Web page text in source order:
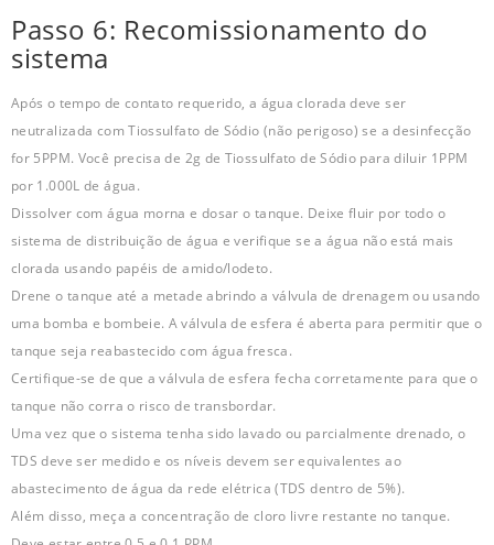
Passo 6: Recomissionamento do
sistema
Após o tempo de contato requerido, a água clorada deve ser
neutralizada com Tiossulfato de Sódio (não perigoso) se a desinfecção
for 5PPM. Você precisa de 2g de Tiossulfato de Sódio para diluir 1PPM
por 1.000L de água.
Dissolver com água morna e dosar o tanque. Deixe fluir por todo o
sistema de distribuição de água e verifique se a água não está mais
clorada usando papéis de amido/lodeto.
Drene o tanque até a metade abrindo a válvula de drenagem ou usando
uma bomba e bombeie. A válvula de esfera é aberta para permitir que o
tanque seja reabastecido com água fresca.
Certifique-se de que a válvula de esfera fecha corretamente para que o
tanque não corra o risco de transbordar.
Uma vez que o sistema tenha sido lavado ou parcialmente drenado, o
TDS deve ser medido e os níveis devem ser equivalentes ao
abastecimento de água da rede elétrica (TDS dentro de 5%).
Além disso, meça a concentração de cloro livre restante no tanque.